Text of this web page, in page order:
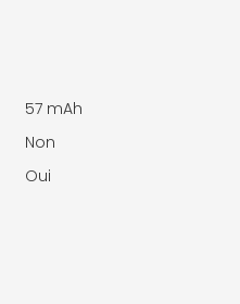
57 mAh
Non
Oui